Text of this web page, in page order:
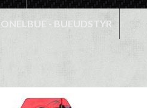
- BUEUDSTYR